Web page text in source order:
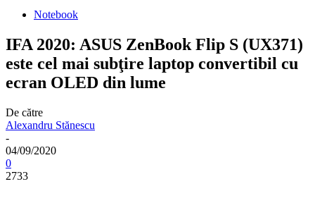
Notebook
IFA 2020: ASUS ZenBook Flip S (UX371)
este cel mai subţire laptop convertibil cu
ecran OLED din lume
De către
Alexandru Stănescu
-
04/09/2020
0
2733